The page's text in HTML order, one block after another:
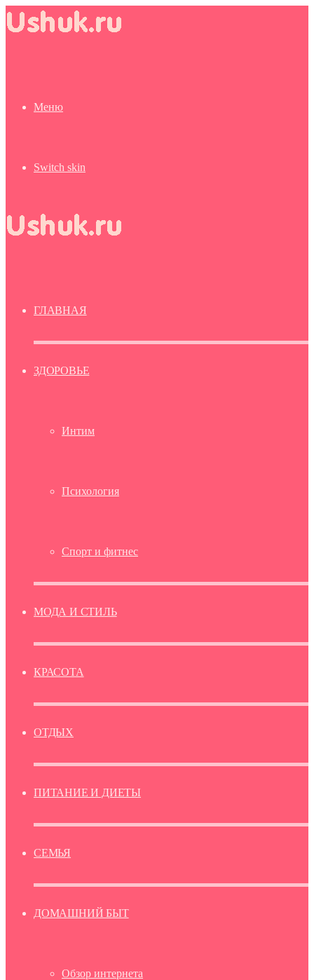
Меню
Switch skin
ГЛАВНАЯ
ЗДОРОВЬЕ
Интим
Психология
Спорт и фитнес
МОДА И СТИЛЬ
КРАСОТА
ОТДЫХ
ПИТАНИЕ И ДИЕТЫ
СЕМЬЯ
ДОМАШНИЙ БЫТ
Обзор интернета